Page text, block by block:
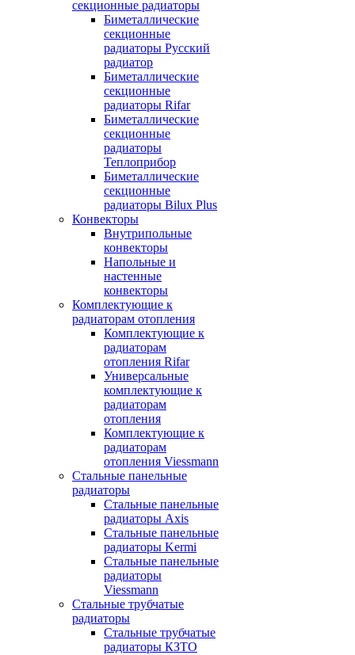
секционные радиаторы
Биметаллические
секционные
радиаторы Русский
радиатор
Биметаллические
секционные
радиаторы Rifar
Биметаллические
секционные
радиаторы
Теплоприбор
Биметаллические
секционные
радиаторы Bilux Plus
Конвекторы
Внутрипольные
конвекторы
Напольные и
настенные
конвекторы
Комплектующие к
радиаторам отопления
Комплектующие к
радиаторам
отопления Rifar
Универсальные
комплектующие к
радиаторам
отопления
Комплектующие к
радиаторам
отопления Viessmann
Стальные панельные
радиаторы
Стальные панельные
радиаторы Axis
Стальные панельные
радиаторы Kermi
Стальные панельные
радиаторы
Viessmann
Стальные трубчатые
радиаторы
Стальные трубчатые
радиаторы КЗТО